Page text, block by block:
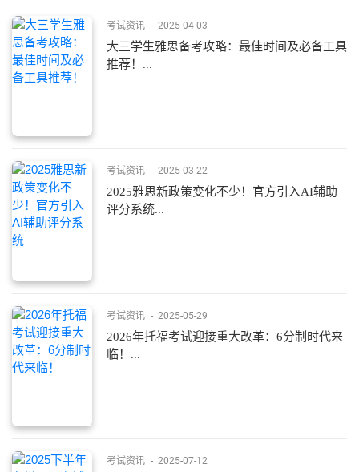
考试资讯 - 2025-04-03
大三学生雅思备考攻略：最佳时间及必备工具
推荐！...
考试资讯 - 2025-03-22
2025雅思新政策变化不少！官方引入AI辅助
评分系统...
考试资讯 - 2025-05-29
2026年托福考试迎接重大改革：6分制时代来
临！...
考试资讯 - 2025-07-12